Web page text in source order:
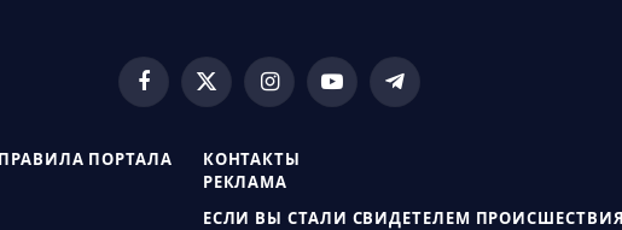
Facebook
X
InstagramYouTubeTelegram
ПРАВИЛА ПОРТАЛА
КОНТАКТЫ
РЕКЛАМА
ЕСЛИ ВЫ СТАЛИ СВИДЕТЕЛЕМ ПРОИСШЕСТВИЯ